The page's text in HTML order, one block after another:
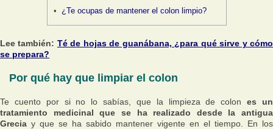
¿Te ocupas de mantener el colon limpio?
Lee también: Té de hojas de guanábana, ¿para qué sirve y cómo
se prepara?
Por qué hay que limpiar el colon
Te cuento por si no lo sabías, que la limpieza de colones un
tratamiento medicinal que se ha realizado desde la antigua
Grecia y que se ha sabido mantener vigente en el tiempo. En los